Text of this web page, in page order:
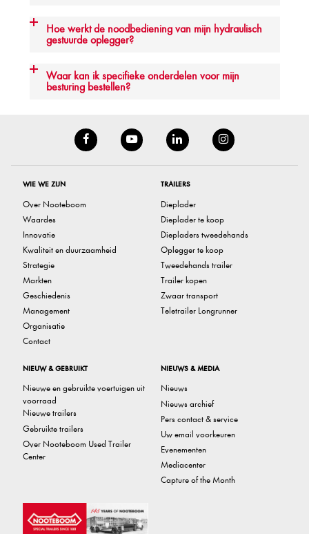
Hoe werkt de noodbediening van mijn hydraulisch
gestuurde oplegger?
Waar kan ik specifieke onderdelen voor mijn
besturing bestellen?
WIE WE ZIJN
Over Nooteboom
Waardes
Innovatie
Kwaliteit en duurzaamheid
Strategie
Markten
Geschiedenis
Management
Organisatie
Contact
TRAILERS
Dieplader
Dieplader te koop
Diepladers tweedehands
Oplegger te koop
Tweedehands trailer
Trailer kopen
Zwaar transport
Teletrailer Longrunner
NIEUW & GEBRUIKT
Nieuwe en gebruikte voertuigen uit
voorraad
Nieuwe trailers
Gebruikte trailers
Over Nooteboom Used Trailer
Center
NIEUWS & MEDIA
Nieuws
Nieuws archief
Pers contact & service
Uw email voorkeuren
Evenementen
Mediacenter
Capture of the Month